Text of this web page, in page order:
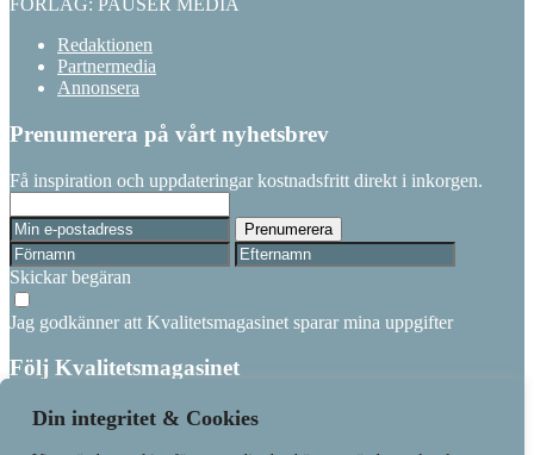
Din integritet & Cookies
FÖRLAG: PAUSER MEDIA
Redaktionen
Partnermedia
Annonsera
Prenumerera på vårt nyhetsbrev
Få inspiration och uppdateringar kostnadsfritt direkt i inkorgen.
Skickar begäran
Jag godkänner att Kvalitetsmagasinet sparar mina uppgifter
Följ Kvalitetsmagasinet
Linkedin